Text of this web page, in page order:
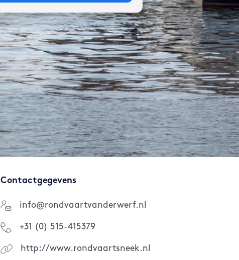
Contactgegevens
info@rondvaartvanderwerf.nl
+31 (0) 515-415379
http://www.rondvaartsneek.nl